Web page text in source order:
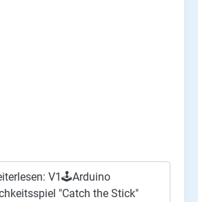
V1🕹️Arduino
"Catch the Stick"